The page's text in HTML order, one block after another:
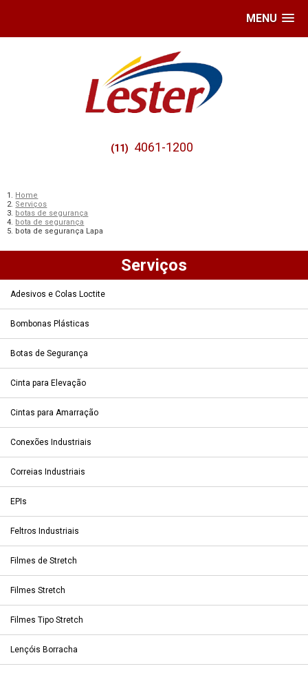
MENU
(11) 4061-1200
Home
Serviços
botas de segurança
bota de segurança
bota de segurança Lapa
Serviços
Adesivos e Colas Loctite
Bombonas Plásticas
Botas de Segurança
Cinta para Elevação
Cintas para Amarração
Conexões Industriais
Correias Industriais
EPIs
Feltros Industriais
Filmes de Stretch
Filmes Stretch
Filmes Tipo Stretch
Lençóis Borracha